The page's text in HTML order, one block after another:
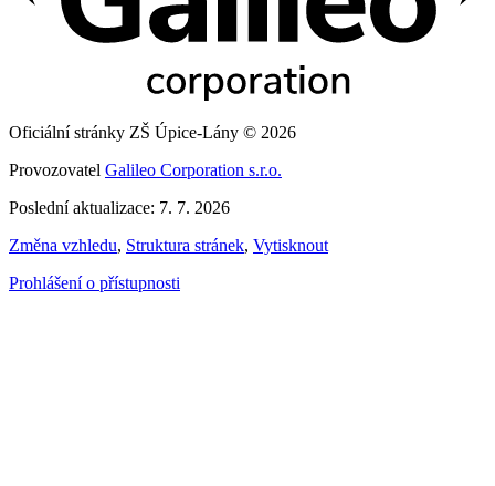
Oficiální stránky ZŠ Úpice-Lány © 2026
Provozovatel Galileo Corporation s.r.o.
Poslední aktualizace: 7. 7. 2026
Změna vzhledu, Struktura stránek, Vytisknout
Prohlášení o přístupnosti